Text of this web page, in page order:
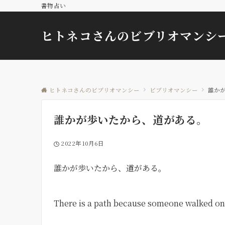
書物占い
ヒトネコさんのビブリオマンシ
ヒトネコさんのビブリオマンシー ビブリオマンシー 誰か
誰かが歩いたから、道がある。
2022年10月6日
誰かが歩いたから、道がある。
There is a path because someone walked